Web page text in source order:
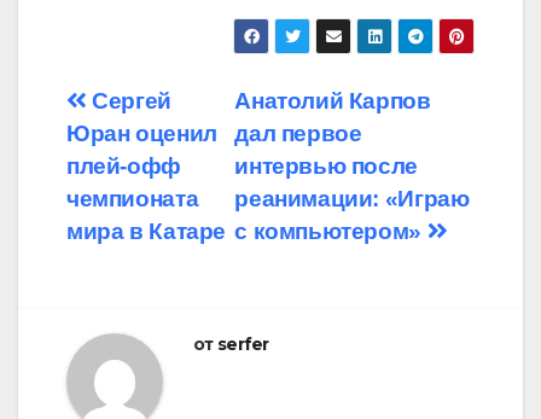
Навигация
по
записям
Анатолий Карпов
дал первое
интервью после
реанимации: «Играю
с компьютером»
Сергей
Юран оценил
плей-офф
чемпионата
мира в Катаре
от serfer